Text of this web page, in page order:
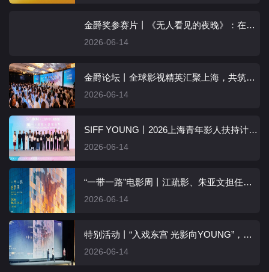
金爵奖参赛片丨《无人看见的夜晚》：在黑白影像与一夜叙事中凝视历史
2026-06-14
金爵论坛丨全球影视精英汇聚上海，共筑电影新力量
2026-06-14
SIFF YOUNG丨2026上海青年影人扶持计划入选影人名单揭晓
2026-06-14
“一带一路”电影周丨江疏影、朱亚文担任推广大使
2026-06-14
特别活动丨“入戏东宫 光影向YOUNG”，奥运冠军助阵 “一球制胜”
2026-06-14